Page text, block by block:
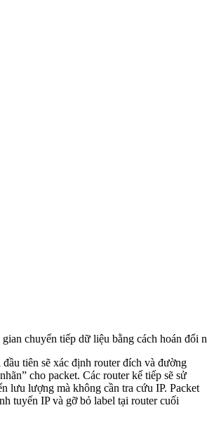
chuyển tiếp dữ liệu bằng cách hoán đổi
tiên sẽ xác định router đích và đường
cho packet. Các router kế tiếp sẽ sử
lưu lượng mà không cần tra cứu IP. Packet
tuyến IP và gỡ bỏ label tại router cuối